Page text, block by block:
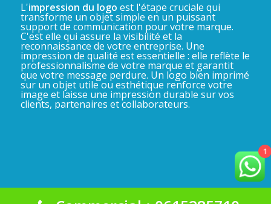
L'impression du logo est l'étape cruciale qui
transforme un objet simple en un puissant
support de communication pour votre marque.
C'est elle qui assure la visibilité et la
reconnaissance de votre entreprise. Une
impression de qualité est essentielle : elle reflète le
professionnalisme de votre marque et garantit
que votre message perdure. Un logo bien imprimé
sur un objet utile ou esthétique renforce votre
image et laisse une impression durable sur vos
clients, partenaires et collaborateurs.
1